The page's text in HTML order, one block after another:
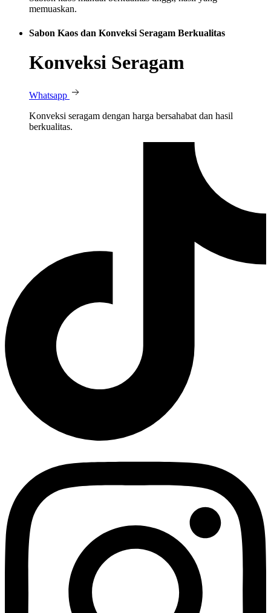
memuaskan.
Sabon Kaos dan Konveksi Seragam Berkualitas
Konveksi Seragam
Whatsapp
Konveksi seragam dengan harga bersahabat dan hasil
berkualitas.